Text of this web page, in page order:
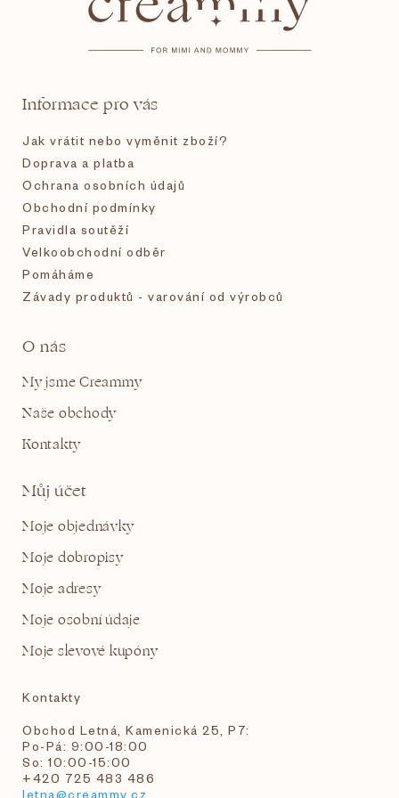
Informace pro vás
Jak vrátit nebo vyměnit zboží?
Doprava a platba
Ochrana osobních údajů
Obchodní podmínky
Pravidla soutěží
Velkoobchodní odběr
Pomáháme
Závady produktů - varování od výrobců
O nás
My jsme Creammy
Naše obchody
Kontakty
Můj účet
Moje objednávky
Moje dobropisy
Moje adresy
Moje osobní údaje
Moje slevové kupóny
Kontakty
Obchod Letná, Kamenická 25, P7:
Po-Pá: 9:00-18:00
So: 10:00-15:00
+420 725 483 486
letna@creammy.cz